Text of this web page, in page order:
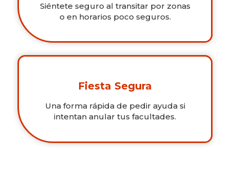
Siéntete seguro al transitar por zonas
o en horarios poco seguros.
Fiesta Segura
Una forma rápida de pedir ayuda si
intentan anular tus facultades.